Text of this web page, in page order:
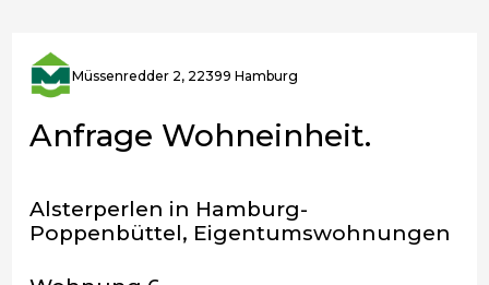
Müssenredder 2, 22399 Hamburg
Anfrage Wohneinheit.
Alsterperlen in Hamburg-
Poppenbüttel, Eigentumswohnungen